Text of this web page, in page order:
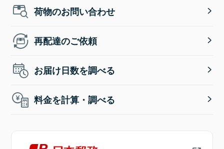
荷物のお問い合わせ
再配達のご依頼
お届け日数を調べる
料金を計算・調べる